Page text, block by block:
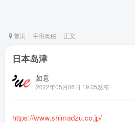
首页 宇宙奥秘 正文
日本岛津
如意
2022年05月06日 19:05发布
https://www.shimadzu.co.jp/